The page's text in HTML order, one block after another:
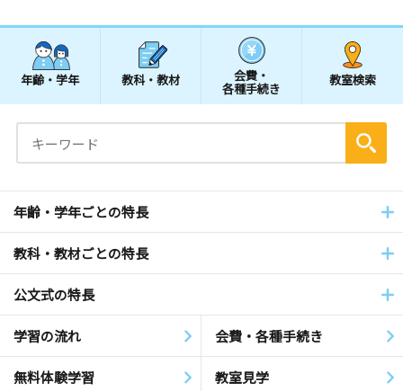
年齢・学年 教科・教材 会費・
各種手続き
教室検索
年齢・学年ごとの特長
教科・教材ごとの特長
公文式の特長
学習の流れ 会費・各種手続き
無料体験学習 教室見学